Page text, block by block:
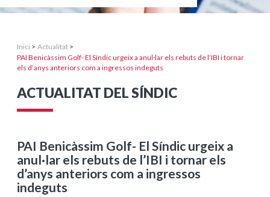
Inici > Actualitat >
PAI Benicàssim Golf- El Síndic urgeix a anul·lar els rebuts de l’IBI i tornar
els d’anys anteriors com a ingressos indeguts
ACTUALITAT DEL SÍNDIC
PAI Benicàssim Golf- El Síndic urgeix a
anul·lar els rebuts de l’IBI i tornar els
d’anys anteriors com a ingressos
indeguts